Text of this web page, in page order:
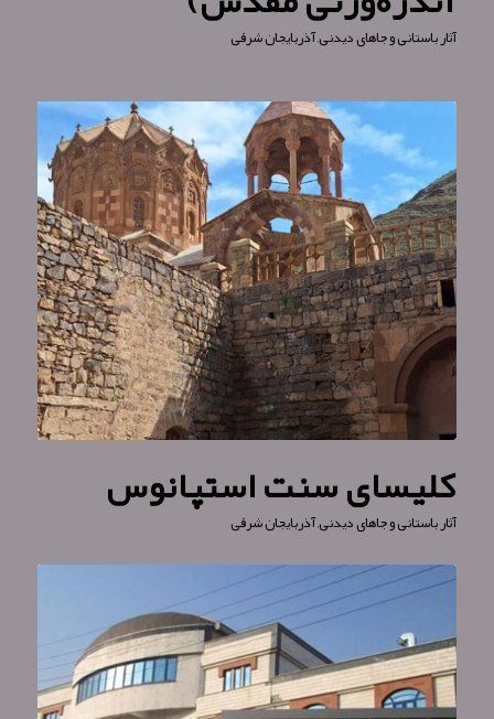
آثار باستانی و جاهای دیدنی,آذربایجان شرقی
کلیسای سنت استپانوس
آثار باستانی و جاهای دیدنی,آذربایجان شرقی